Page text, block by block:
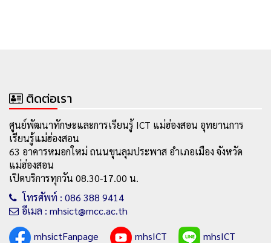
ติดต่อเรา
ศูนย์พัฒนาทักษะและการเรียนรู้ ICT แม่ฮ่องสอน อุทยานการ
เรียนรู้แม่ฮ่องสอน
63 อาคารหมอกใหม่ ถนนขุนลุมประพาส อำเภอเมือง จังหวัด
แม่ฮ่องสอน
เปิดบริการทุกวัน 08.30-17.00 น.
โทรศัพท์ : 086 388 9414
อีเมล : mhsict@mcc.ac.th
mhsictFanpage
mhsICT mhsICT